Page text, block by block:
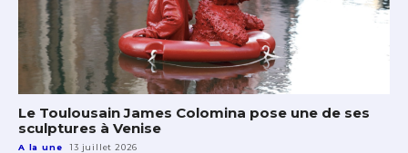
Le Toulousain James Colomina pose une de ses
sculptures à Venise
A la une 13 juillet 2026